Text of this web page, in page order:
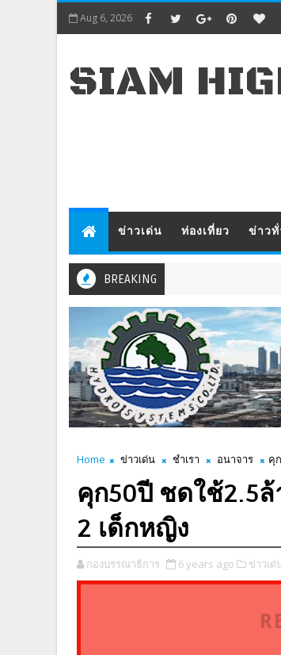
Aug 6, 2026
SIAM
ข่าวเด่น ท่องเที่ยว ข่าวทั่
BREAKING
Home ข่าวเด่น ชำเรา อนาจาร คุ
คุก50ปี ชดใช้2.5
2 เด็กหญิง
กองบรรณาธิการ 6 years ago ข่าวเด่